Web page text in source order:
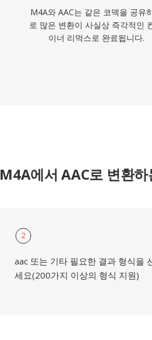
M4A와 AAC는 같은 코덱을 공유
로 많은 변환이 사실상 즉각적인
이너 리먹스로 완료됩니다.
M4A에서 AAC로 변환하
2
aac 또는 기타 필요한 결과 형식을
세요(200가지 이상의 형식 지원)